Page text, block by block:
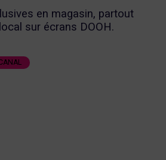
en magasin, partout
sur écrans DOOH.